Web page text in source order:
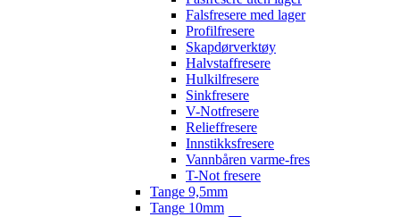
Falsfresere med lager
Profilfresere
Skapdørverktøy
Halvstaffresere
Hulkilfresere
Sinkfresere
V-Notfresere
Relieffresere
Innstikksfresere
Vannbåren varme-fres
T-Not fresere
Tange 9,5mm
Tange 10mm